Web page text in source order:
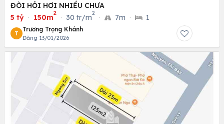
ĐÒI HỎI HƠI NHIỀU CHƯA
5 tỷ · 150m
2
· 30 tr/m
2
· 7m · 1
T
Trương Trọng Khánh
Đăng 13/01/2026